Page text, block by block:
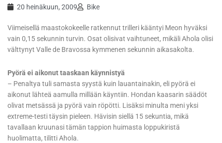
20 heinäkuun, 2009 Bike
Viimeisellä maastokokeelle ratkennut trilleri kääntyi Meon hyväksi
vain 0,15 sekunnin turvin. Osat olisivat vaihtuneet, mikäli Ahola olisi
välttynyt Valle de Bravossa kymmenen sekunnin aikasakolta.
Pyörä ei aikonut taaskaan käynnistyä
– Penaltya tuli samasta syystä kuin lauantainakin, eli pyörä ei
aikonut lähteä aamulla millään käyntiin. Hondan kaasarin säädöt
olivat metsässä ja pyörä vain röpötti. Lisäksi minulta meni yksi
extreme-testi täysin pieleen. Hävisin siellä 15 sekuntia, mikä
tavallaan kruunasi tämän tappion huimasta loppukiristä
huolimatta, tilitti Ahola.